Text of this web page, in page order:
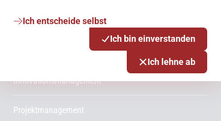
Ich entscheide selbst
Ich bin einverstanden
Ich lehne ab
Services & Produkte
Innovationsmanagement
Projektmanagement